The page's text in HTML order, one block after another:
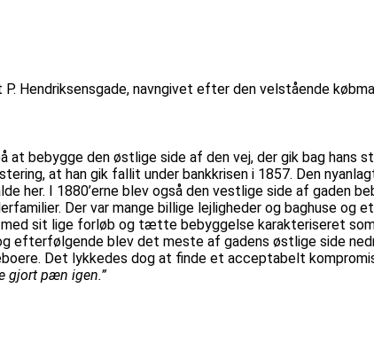
Hendriksensgade, navngivet efter den velstående
at bebygge den østlige side af den vej, der gik bag hans
at han gik fallit under bankkrisen i 1857. Den
her. I 1880’erne blev også den vestlige side af gaden
Der var mange billige lejligheder og baghuse og
sit lige forløb og tætte bebyggelse karakteriseret
efterfølgende blev det meste af gadens østlige side
Det lykkedes dog at finde et acceptabelt
gjort pæn igen.”